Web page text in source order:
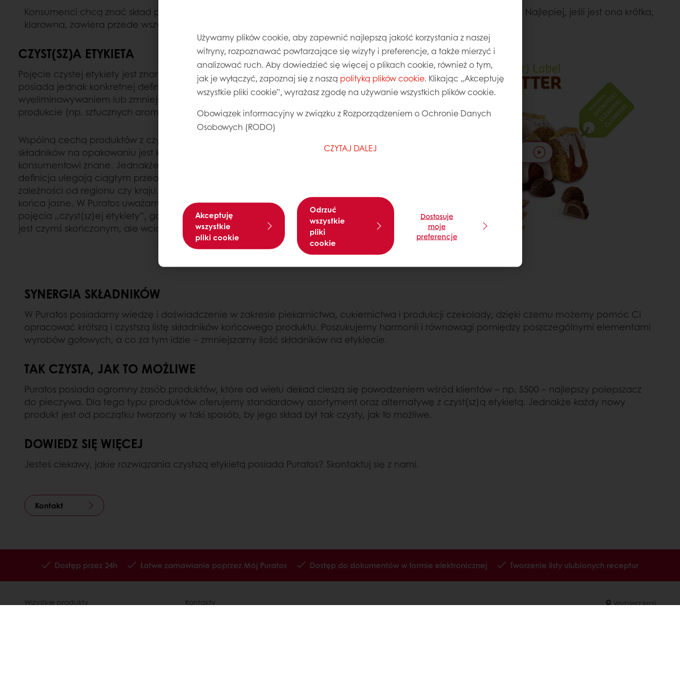
Konsumenci chcą znać skład produktów, które spożywają. Zwracają więc uwagę na listę składników na etykiecie. Najlepiej, jeśli jest ona krótka,
klarowna, zawiera przede wszystkim naturalne składniki, których nazwy są znane i zrozumiałe.
CZYST(SZ)A ETYKIETA
Pojęcie czystej etykiety jest znane i często stosowane w branży, nie
posiada jednak konkretnej definicji. Często wiąże się to z
wyeliminowywaniem lub zmniejszaniem ilości pewnych składników w
produkcie (np. sztucznych aromatów i barwników, konserwantów, ...).
Wspólną cechą produktów z czystą etykietą jest także to, że lista
składników na opakowaniu jest krótka, a nazwy samych składników są
konsumentowi znane. Jednakże opinie na temat czystej etykiety i jej
definicja ulegają ciągłym przeobrażeniom i znacząco różnią się w
zależności od regionu czy kraju. Jest to więc pojęcie niestałe i nie do
końca jasne. W Puratos uważamy, że bardziej stosowne jest używanie
pojęcia „czyst(sz)ej etykiety”, gdyż sugeruje ono, że czysta etykieta nie
jest czymś skończonym, ale wciąż trwającym procesem.
SYNERGIA SKŁADNIKÓW
W Puratos posiadamy wiedzę i doświadczenie w zakresie piekarnictwa, cukiernictwa i produkcji czekolady, dzięki czemu możemy pomóc Ci
opracować krótszą i czystszą listę składników końcowego produktu. Poszukujemy harmonii i równowagi pomiędzy poszczególnymi elementami
wyrobów gotowych, a co za tym idzie – zmniejszamy ilość składników na etykiecie.
TAK CZYSTA, JAK TO MOŻLIWE
Puratos posiada ogromny zasób produktów, które od wielu dekad cieszą się powodzeniem wśród klientów – np. S500 – najlepszy polepszacz
do pieczywa. Dla tego typu produktów oferujemy standardowy asortyment oraz alternatywę z czyst(sz)ą etykietą. Jednakże każdy nowy
produkt jest od początku tworzony w taki sposób, by jego skład był tak czysty, jak to możliwe.
DOWIEDZ SIĘ WIĘCEJ
Jesteś ciekawy, jakie rozwiązania czystszą etykietą posiada Puratos? Skontaktuj się z nami.
Kontakt
Używamy plików cookie, aby zapewnić najlepszą jakość korzystania z naszej
witryny, rozpoznawać powtarzające się wizyty i preferencje, a także mierzyć i
analizować ruch. Aby dowiedzieć się więcej o plikach cookie, również o tym,
jak je wyłączyć, zapoznaj się z naszą polityką plików cookie. Klikając „Akceptuję
wszystkie pliki cookie”, wyrażasz zgodę na używanie wszystkich plików cookie.
Obowiązek informacyjny w związku z Rozporządzeniem o Ochronie Danych
Osobowych (RODO)
CZYTAJ DALEJ
Akceptuję
wszystkie
pliki cookie
Odrzuć
wszystkie
pliki
cookie
Dostosuje
moje
preferencje
Dostęp przez 24h Łatwe zamawianie poprzez Mój Puratos Dostęp do dokumentów w formie elektronicznej Tworzenie listy ulubionych receptur
Wszystkie produkty
Kontakty
Wybierz kraj